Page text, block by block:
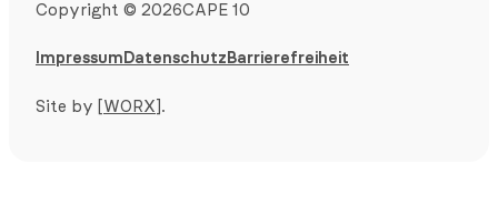
Copyright © 2026CAPE 10
Impressum Datenschutz Barrierefreiheit
Site by [WORX] .